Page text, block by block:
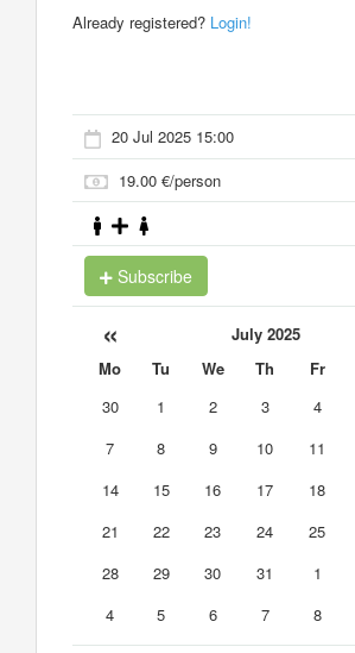
Already registered? Login!
20 Jul 2025 15:00
19.00 €/person
Subscribe
« July 2025
Mo Tu We Th Fr
30
1 2 3 4
7
8 9 10 11
14
15 16 17 18
21
22 23 24 25
28
29 30 31 1
4
5 6 7 8